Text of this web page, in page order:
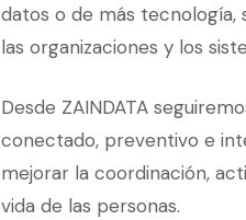
datos o de más tecnología,
las organizaciones y los
Desde ZAINDATA
conectado, preventivo e
mejorar la coordinación,
vida de las personas.